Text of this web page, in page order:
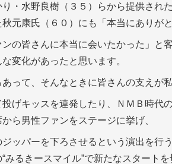
・水野良樹（３５）らから提供され
元康氏（６０）にも「本当にありが
ンの皆さんに本当に会いたかった」と
変化があったと思います。
って、そんなときに皆さんの支えが
げキッスを連発したり、ＮＭＢ時代
ら男性ファンをステージに挙げ、
ッパーを下ろさせるという演出を行
みるきースマイル”で新たなスタートを